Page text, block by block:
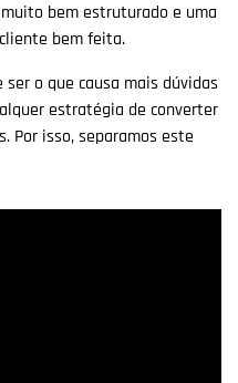
bem estruturado e uma
bem feita.
o que causa mais dúvidas
estratégia de converter
Por isso, separamos este